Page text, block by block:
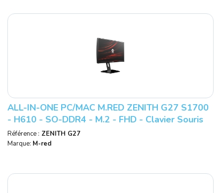
ALL-IN-ONE PC/MAC M.RED ZENITH G27 S1700
- H610 - SO-DDR4 - M.2 - FHD - Clavier Souris
Non Inclus - Réf : ZENITH G27.
Référence : ZENITH G27
Marque: M-red